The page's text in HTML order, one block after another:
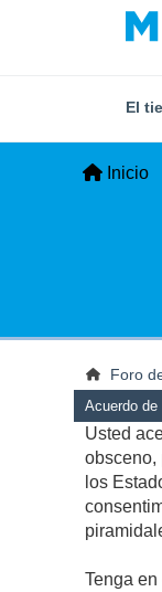
El
Inicio
Foro
Acuerdo de
Usted
obsceno,
los
Tenga